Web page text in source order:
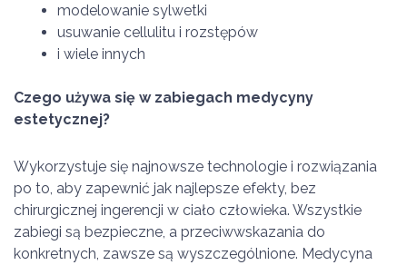
modelowanie sylwetki
usuwanie cellulitu i rozstępów
i wiele innych
Czego używa się w zabiegach medycyny
estetycznej?
Wykorzystuje się najnowsze technologie i rozwiązania
po to, aby zapewnić jak najlepsze efekty, bez
chirurgicznej ingerencji w ciało człowieka. Wszystkie
zabiegi są bezpieczne, a przeciwwskazania do
konkretnych, zawsze są wyszczególnione. Medycyna